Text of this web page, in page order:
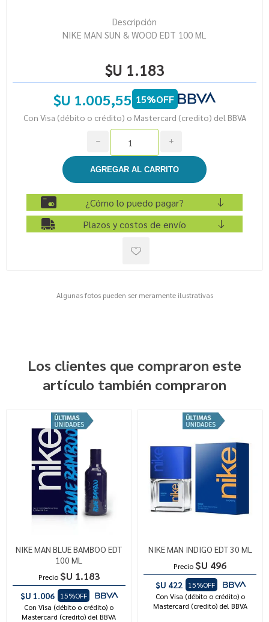
Descripción
NIKE MAN SUN & WOOD EDT 100 ML
$U 1.183
$U 1.005,55 15%OFF
Con Visa (débito o crédito) o Mastercard (credito) del BBVA
i
h
¿Cómo lo puedo pagar?
Plazos y costos de envío
Algunas fotos pueden ser meramente ilustrativas
Los clientes que compraron este
artículo también compraron
NIKE MAN BLUE BAMBOO EDT
100 ML
Precio $U 1.183
$U 1.006
15%OFF
Con Visa (débito o crédito) o
Mastercard (credito) del BBVA
NIKE MAN INDIGO EDT 30 ML
Precio $U 496
$U 422
15%OFF
Con Visa (débito o crédito) o
Mastercard (credito) del BBVA